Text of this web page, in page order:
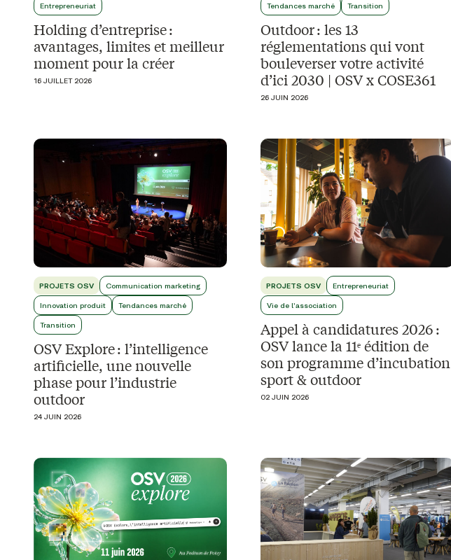
Entrepreneuriat
Holding d’entreprise :
avantages, limites et meilleur
moment pour la créer
16 JUILLET 2026
Tendances marché Transition
Outdoor : les 13
réglementations qui vont
bouleverser votre activité
d’ici 2030 | OSV x COSE361
26 JUIN 2026
PROJETS OSV Communication marketing
Innovation produit Tendances marché
Transition
OSV Explore : l’intelligence
artificielle, une nouvelle
phase pour l’industrie
outdoor
24 JUIN 2026
PROJETS OSV Entrepreneuriat
Vie de l'association
Appel à candidatures 2026 :
OSV lance la 11ᵉ édition de
son programme d’incubation
sport & outdoor
02 JUIN 2026